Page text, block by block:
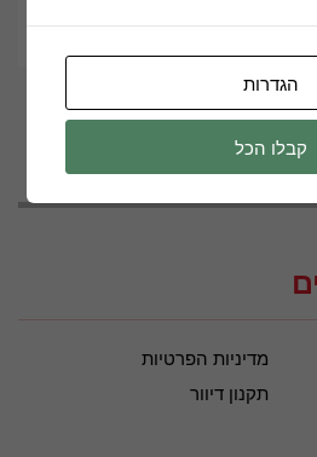
מדיניות הפרטיות
תקנון דיוור
הגדרות
קבלו הכל